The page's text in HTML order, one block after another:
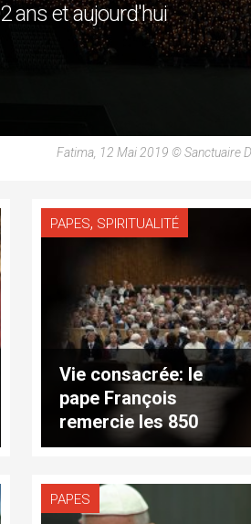
ans et aujourd'hui
Fatima, 12 Mai 2019 © Sanctuaire
PAPES, SPIRITUALITÉ
Vie consacrée: le
pape François
remercie les 850
Supérieures
Rome (traduction
complète)
PAPES